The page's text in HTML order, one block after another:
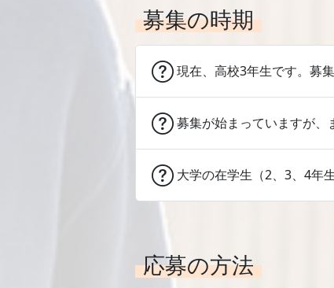
募集の時期
現在、高校3年生です。募
募集が始まっていますが、
大学の在学生（2、3、4年
応募の方法